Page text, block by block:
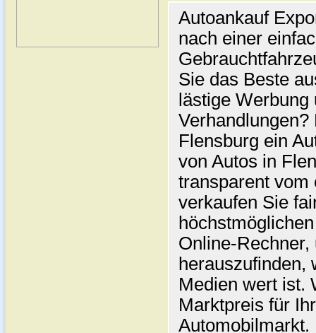
Autoankauf
nach einer
Sie das Beste
lästige
Flensburg ein
von Autos in
transparent vom
verkaufen Sie
Online-
herauszufinden,
Medien wert ist.
Marktpreis für